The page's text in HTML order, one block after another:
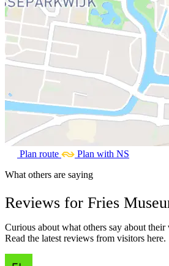
Plan route
Plan with NS
What others are saying
Reviews for Fries
Curious about what others say about
Read the latest reviews from visitors here.